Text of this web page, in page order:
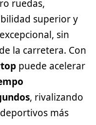
ruedas,
superior y
sin
la carretera. Con
puede acelerar
, rivalizando
más